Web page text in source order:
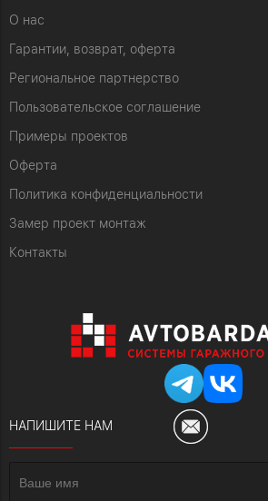
О нас
Гарантии, возврат, оферта
Региональное партнерство
Пользовательское соглашение
Примеры проектов
Оферта
Политика конфиденциальности
Замер проект монтаж
Контакты
НАПИШИТЕ НАМ